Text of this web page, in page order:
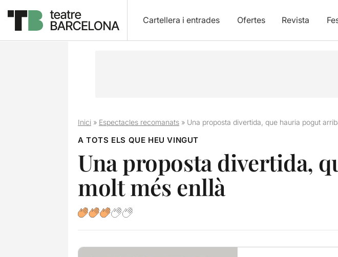
Cartellera i entrades Ofertes Revista
Inici» Espectacles recomanats» Una proposta divertida, que hauria pogut
A TOTS ELS QUE HEU VINGUT
Una proposta divertida,
molt més enllà